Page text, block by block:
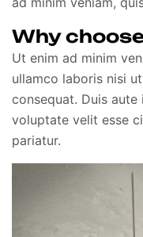
Why
Ut enim ad minim
ullamco laboris nisi
consequat. Duis
voluptate velit esse
pariatur.